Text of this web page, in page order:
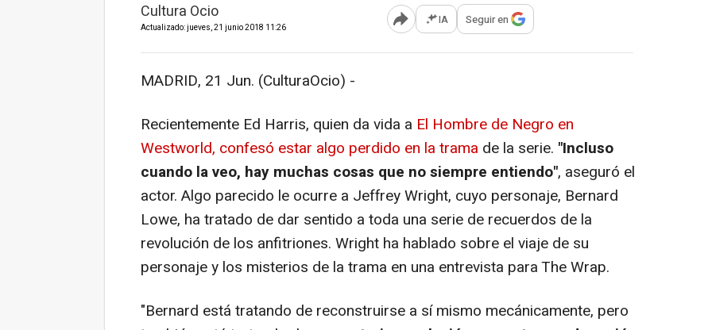
Cultura Ocio
Actualizado: jueves, 21 junio 2018 11:26 Abrir opciones para compartir
IA Seguir en
MADRID, 21 Jun. (CulturaOcio) -
Recientemente Ed Harris, quien da vida a El Hombre de Negro en
Westworld, confesó estar algo perdido en la trama de la serie. "Incluso
cuando la veo, hay muchas cosas que no siempre entiendo", aseguró el
actor. Algo parecido le ocurre a Jeffrey Wright, cuyo personaje, Bernard
Lowe, ha tratado de dar sentido a toda una serie de recuerdos de la
revolución de los anfitriones. Wright ha hablado sobre el viaje de su
personaje y los misterios de la trama en una entrevista para The Wrap.
"Bernard está tratando de reconstruirse a sí mismo mecánicamente, pero